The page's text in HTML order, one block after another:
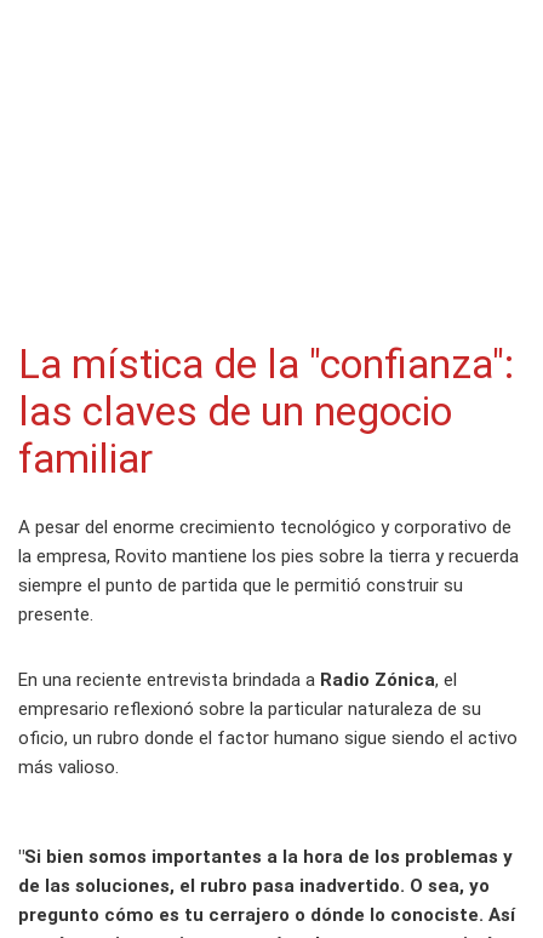
La mística de la "confianza":
las claves de un negocio
familiar
A pesar del enorme crecimiento tecnológico y corporativo de
la empresa, Rovito mantiene los pies sobre la tierra y recuerda
siempre el punto de partida que le permitió construir su
presente.
En una reciente entrevista brindada a Radio Zónica, el
empresario reflexionó sobre la particular naturaleza de su
oficio, un rubro donde el factor humano sigue siendo el activo
más valioso.
"Si bien somos importantes a la hora de los problemas y
de las soluciones, el rubro pasa inadvertido. O sea, yo
pregunto cómo es tu cerrajero o dónde lo conociste. Así